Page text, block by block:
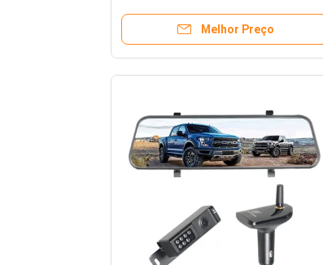
Melhor Preço